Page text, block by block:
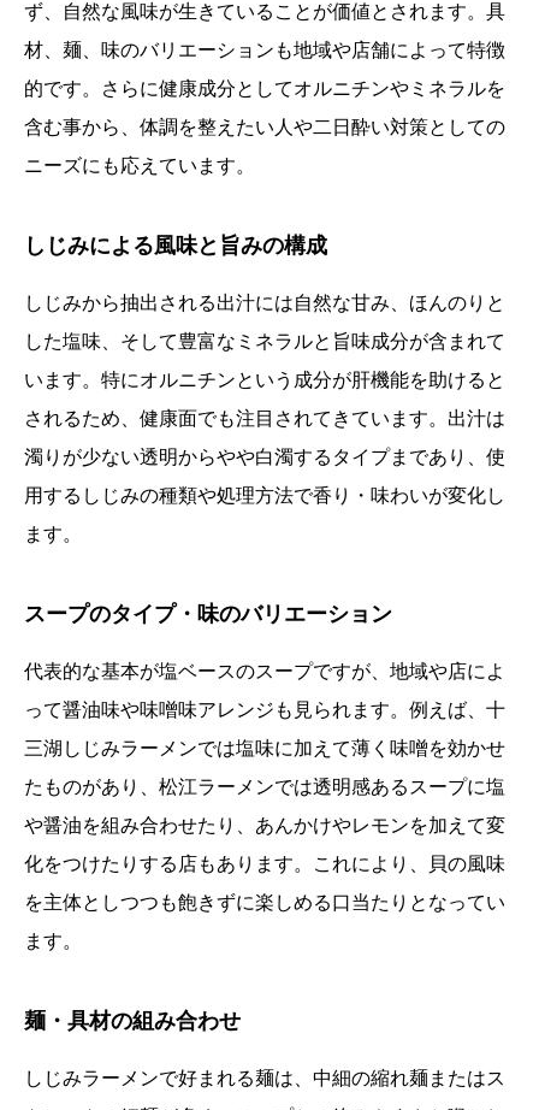
ず、自然な風味が生きていることが価値とされます。具
材、麺、味のバリエーションも地域や店舗によって特徴
的です。さらに健康成分としてオルニチンやミネラルを
含む事から、体調を整えたい人や二日酔い対策としての
ニーズにも応えています。
しじみによる風味と旨みの構成
しじみから抽出される出汁には自然な甘み、ほんのりと
した塩味、そして豊富なミネラルと旨味成分が含まれて
います。特にオルニチンという成分が肝機能を助けると
されるため、健康面でも注目されてきています。出汁は
濁りが少ない透明からやや白濁するタイプまであり、使
用するしじみの種類や処理方法で香り・味わいが変化し
ます。
スープのタイプ・味のバリエーション
代表的な基本が塩ベースのスープですが、地域や店によ
って醤油味や味噌味アレンジも見られます。例えば、十
三湖しじみラーメンでは塩味に加えて薄く味噌を効かせ
たものがあり、松江ラーメンでは透明感あるスープに塩
や醤油を組み合わせたり、あんかけやレモンを加えて変
化をつけたりする店もあります。これにより、貝の風味
を主体としつつも飽きずに楽しめる口当たりとなってい
ます。
麺・具材の組み合わせ
しじみラーメンで好まれる麺は、中細の縮れ麺またはス